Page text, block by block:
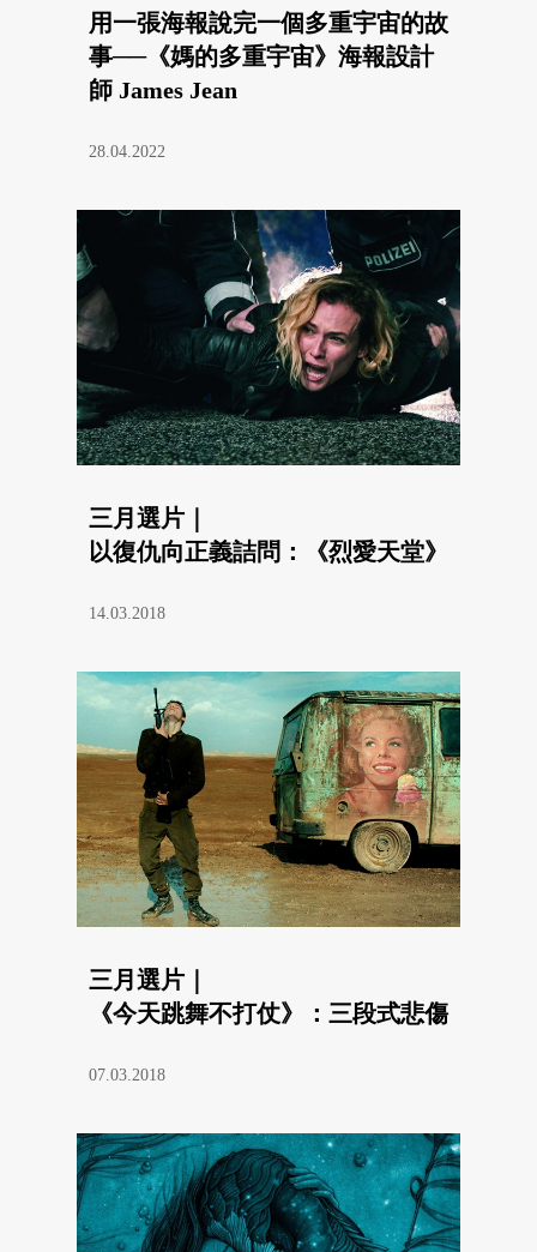
用一張海報說完一個多重宇宙的故
事──《媽的多重宇宙》海報設計
師 James Jean
28.04.2022
三月選片｜
以復仇向正義詰問：《烈愛天堂》
14.03.2018
三月選片｜
《今天跳舞不打仗》：三段式悲傷
07.03.2018